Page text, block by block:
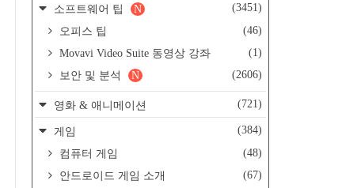
소프트웨어 팁 (3451)
N
오피스 팁
(46)
Movavi Video Suite 동영상 강좌
(1)
보안 및 분석
(2606)
N
영화 & 애니메이션 (721)
게임
(384)
컴퓨터 게임
(48)
안드로이드 게임 소개
(67)